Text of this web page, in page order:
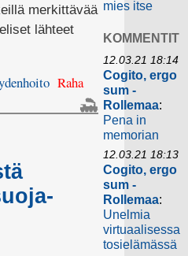
merkittävää
lähteet
Raha
syöpään
mies itse
KOMMENTIT
12.03.21 18:14
Cogito, ergo
sum -
Rollemaa:
Pena in
memorian
12.03.21 18:13
Cogito, ergo
sum -
Rollemaa:
Unelmia
virtuaalisessa
tosielämässä